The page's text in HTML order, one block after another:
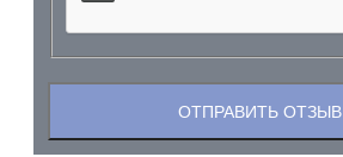
ОТПРАВИТЬ ОТЗЫВ